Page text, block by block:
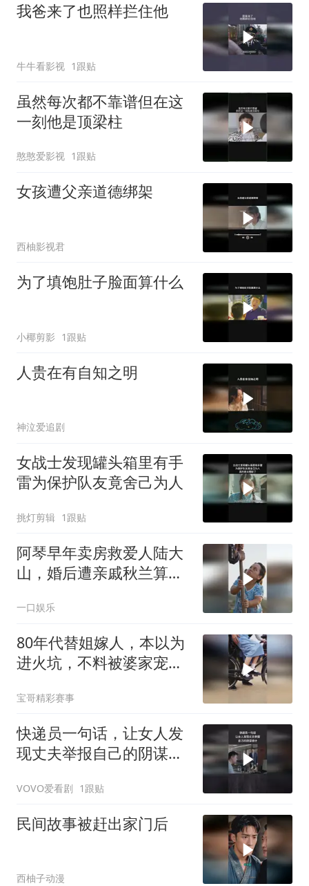
我爸来了也照样拦住他
牛牛看影视 1跟贴
虽然每次都不靠谱但在这
一刻他是顶梁柱
憨憨爱影视 1跟贴
女孩遭父亲道德绑架
西柚影视君
为了填饱肚子脸面算什么
小椰剪影 1跟贴
人贵在有自知之明
神泣爱追剧
女战士发现罐头箱里有手
雷为保护队友竟舍己为人
挑灯剪辑 1跟贴
阿琴早年卖房救爱人陆大
山，婚后遭亲戚秋兰算
念念被强行夺走
一口娱乐
80年代替姐嫁人，本以为
进火坑，不料被婆家宠成
宝哥精彩赛事
快递员一句话，让女人发
现丈夫举报自己的阴谋诡
VOVO爱看剧 1跟贴
民间故事被赶出家门后
西柚子动漫